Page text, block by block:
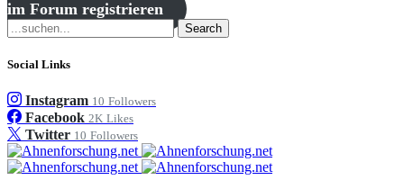
im Forum registrieren
Search
Social Links
Instagram 10 Followers
Facebook 2K Likes
Twitter 10 Followers